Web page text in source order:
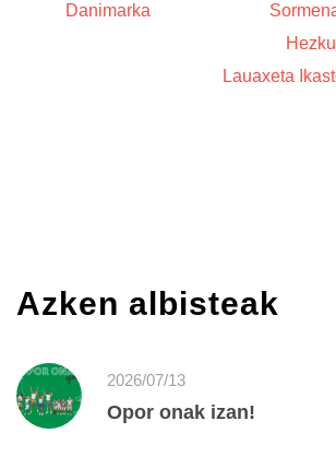
Danimarka
Lauaxeta
Azken albisteak
2026/07/13
Opor onak izan!